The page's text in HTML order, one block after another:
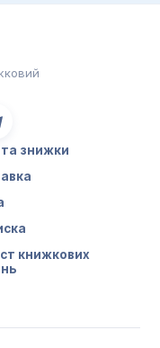
та знижки
книжкових